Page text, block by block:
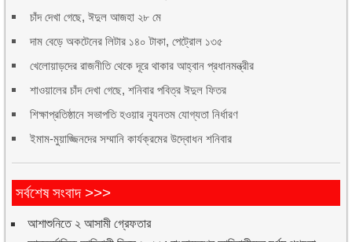
চাঁদ দেখা গেছে, ঈদুল আজহা ২৮ মে
দাম বেড়ে অকটেনের লিটার ১৪০ টাকা, পেট্রোল ১৩৫
খেলোয়াড়দের রাজনীতি থেকে দূরে থাকার আহ্বান প্রধানমন্ত্রীর
শাওয়ালের চাঁদ দেখা গেছে, শনিবার পবিত্র ঈদুল ফিতর
শিক্ষাপ্রতিষ্ঠানে সভাপতি হওয়ার ন্যূনতম যোগ্যতা নির্ধারণ
ইমাম-মুয়াজ্জিনদের সম্মানি কার্যক্রমের উদ্বোধন শনিবার
সর্বশেষ সংবাদ >>>
আশাশুনিতে ২ আসামী গ্রেফতার